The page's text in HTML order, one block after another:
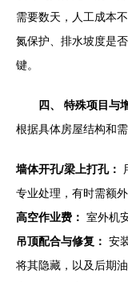
需要数天，人工成本
氮保护、排水坡度是
键。
四、 特殊项目与
根据具体房屋结构和
墙体开孔/梁上打孔：
专业处理，有时需额外
高空作业费： 室外机
吊顶配合与修复： 安
将其隐藏，以及后期